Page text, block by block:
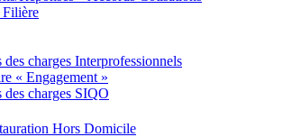
Filière
des charges Interprofessionnels
« Engagement »
des charges SIQO
Hors Domicile